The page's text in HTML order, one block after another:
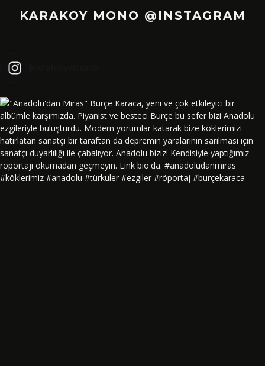
KARAKOY MONO @INSTAGRAM